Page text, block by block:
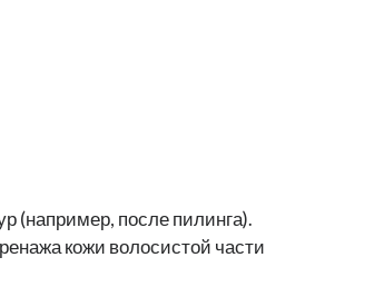
(например, после пилинга).
кожи волосистой части